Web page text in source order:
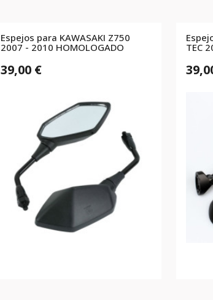
Espejos para KAWASAKI Z750
2007 - 2010 HOMOLOGADO
39,00 €
TEC